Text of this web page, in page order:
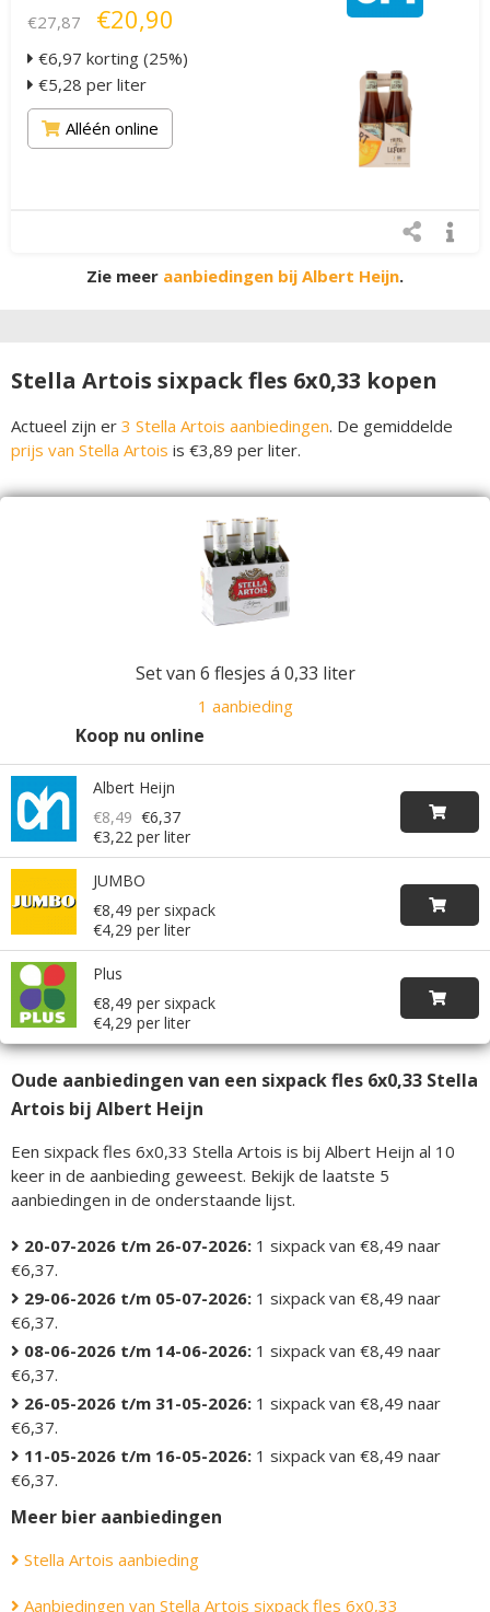
€27,87 €20,90
€6,97 korting (25%)
€5,28 per liter
Alléén online
Zie meer aanbiedingen bij Albert Heijn.
Stella Artois sixpack fles 6x0,33 kopen
Actueel zijn er 3 Stella Artois aanbiedingen. De gemiddelde
prijs van Stella Artois is €3,89 per liter.
Set van 6 flesjes á 0,33 liter
1 aanbieding
Koop nu online
Albert Heijn
€8,49 €6,37
€3,22 per liter
JUMBO
€8,49 per sixpack
€4,29 per liter
Plus
€8,49 per sixpack
€4,29 per liter
Oude aanbiedingen van een sixpack fles 6x0,33 Stella
Artois bij Albert Heijn
Een sixpack fles 6x0,33 Stella Artois is bij Albert Heijn al 10
keer in de aanbieding geweest. Bekijk de laatste 5
aanbiedingen in de onderstaande lijst.
20-07-2026 t/m 26-07-2026: 1 sixpack van €8,49 naar
€6,37.
29-06-2026 t/m 05-07-2026: 1 sixpack van €8,49 naar
€6,37.
08-06-2026 t/m 14-06-2026: 1 sixpack van €8,49 naar
€6,37.
26-05-2026 t/m 31-05-2026: 1 sixpack van €8,49 naar
€6,37.
11-05-2026 t/m 16-05-2026: 1 sixpack van €8,49 naar
€6,37.
Meer bier aanbiedingen
Stella Artois aanbieding
Aanbiedingen van Stella Artois sixpack fles 6x0,33